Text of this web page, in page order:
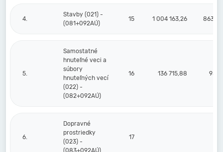
4.
Stavby (021) -
(081+092AÚ)
15 1 004 163,26 863
5.
Samostatné
hnuteľné veci a
súbory
hnuteľných vecí
(022) -
(082+092AÚ)
16 136 715,88 95
6.
Dopravné
prostriedky
(023) -
(083+092AÚ)
17